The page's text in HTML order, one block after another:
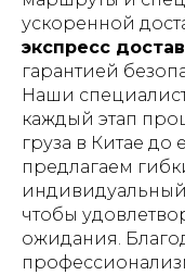
ускоренной
экспресс
гарантией
Наши
каждый этап
груза в Китае
предлагаем
чтобы
ожидания.